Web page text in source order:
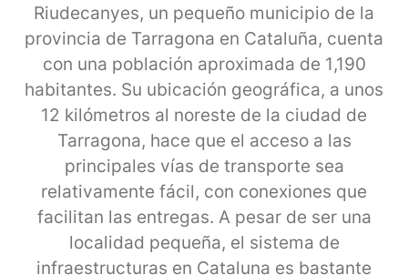
Riudecanyes, un pequeño municipio de la
provincia de Tarragona en Cataluña, cuenta
con una población aproximada de 1,190
habitantes. Su ubicación geográfica, a unos
12 kilómetros al noreste de la ciudad de
Tarragona, hace que el acceso a las
principales vías de transporte sea
relativamente fácil, con conexiones que
facilitan las entregas. A pesar de ser una
localidad pequeña, el sistema de
infraestructuras en Cataluna es bastante